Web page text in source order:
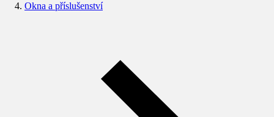
Okna a příslušenství